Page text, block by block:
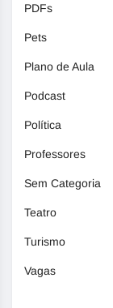
PDFs
Pets
Plano de Aula
Podcast
Política
Professores
Sem Categoria
Teatro
Turismo
Vagas